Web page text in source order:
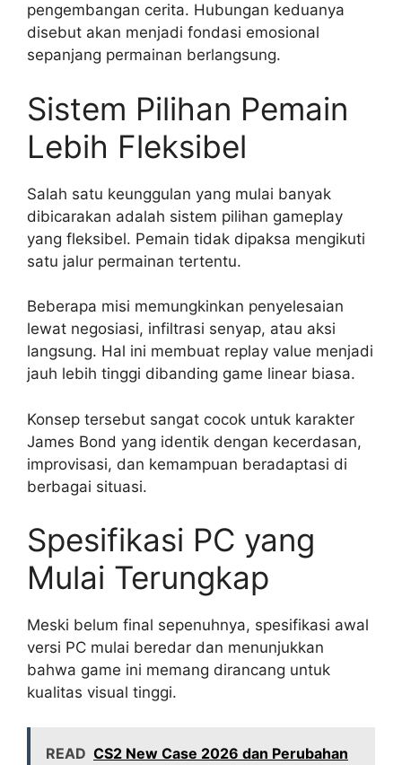
pengembangan cerita. Hubungan keduanya
disebut akan menjadi fondasi emosional
sepanjang permainan berlangsung.
Sistem Pilihan Pemain
Lebih Fleksibel
Salah satu keunggulan yang mulai banyak
dibicarakan adalah sistem pilihan gameplay
yang fleksibel. Pemain tidak dipaksa mengikuti
satu jalur permainan tertentu.
Beberapa misi memungkinkan penyelesaian
lewat negosiasi, infiltrasi senyap, atau aksi
langsung. Hal ini membuat replay value menjadi
jauh lebih tinggi dibanding game linear biasa.
Konsep tersebut sangat cocok untuk karakter
James Bond yang identik dengan kecerdasan,
improvisasi, dan kemampuan beradaptasi di
berbagai situasi.
Spesifikasi PC yang
Mulai Terungkap
Meski belum final sepenuhnya, spesifikasi awal
versi PC mulai beredar dan menunjukkan
bahwa game ini memang dirancang untuk
kualitas visual tinggi.
READ CS2 New Case 2026 dan Perubahan